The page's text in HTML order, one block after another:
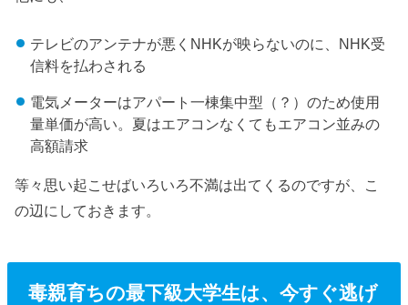
テレビのアンテナが悪くNHKが映らないのに、NHK受
信料を払わされる
電気メーターはアパート一棟集中型（？）のため使用
量単価が高い。夏はエアコンなくてもエアコン並みの
高額請求
等々思い起こせばいろいろ不満は出てくるのですが、こ
の辺にしておきます。
毒親育ちの最下級大学生は、今すぐ逃げ